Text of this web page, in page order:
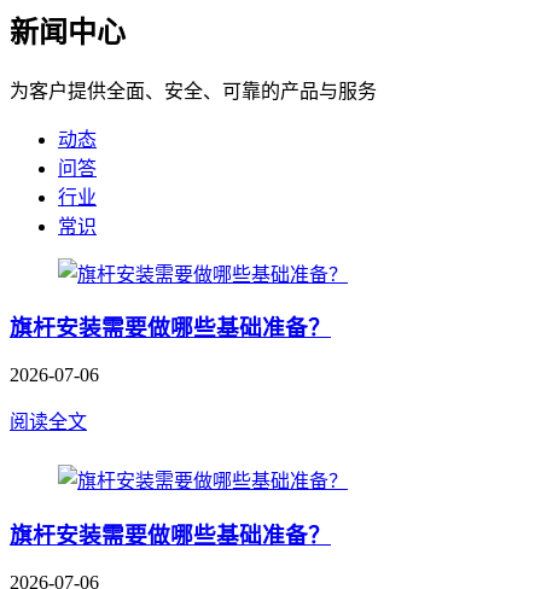
新闻中心
为客户提供全面、安全、可靠的产品与服务
动态
问答
行业
常识
旗杆安装需要做哪些基础准备？
2026-07-06
阅读全文
旗杆安装需要做哪些基础准备？
2026-07-06